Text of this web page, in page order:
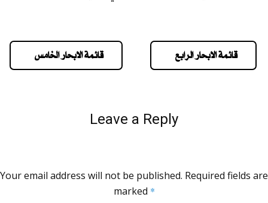
قائمة الابحار الخامس قائمة الابحار الرابع
Leave a Reply
Your email address will not be published. Required fields are
marked *